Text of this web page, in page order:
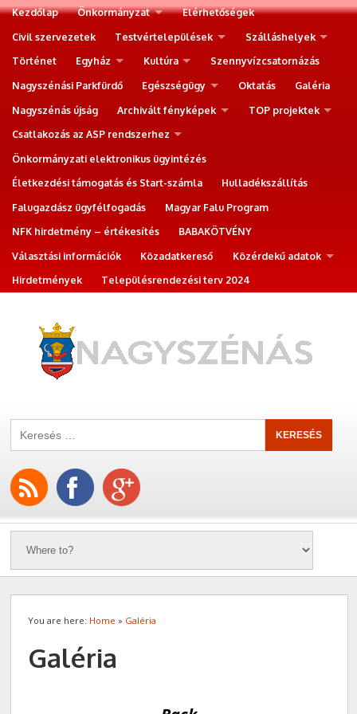
Kezdőlap Önkormányzat
Elérhetőségek
Civil szervezetek
Testvértelepülések
Szálláshelyek
Történet
Egyház Kultúra
Szennyvízcsatornázás
Nagyszénási Parkfürdő
Egészségügy Oktatás
Galéria
Nagyszénás újság
Archivált fényképek
TOP projektek
Csatlakozás az ASP rendszerhez
Önkormányzati elektronikus ügyintézés
Életkezdési támogatás és Start-számla
Hulladékszállítás
Falugazdász ügyfélfogadás
Magyar Falu Program
NFK hirdetmény – értékesítés
BABAKÖTVÉNY
Választási információk
Közadatkereső
Közérdekű adatok
Hirdetmények
Településrendezési terv 2024
You are here: Home » Galéria
Galéria